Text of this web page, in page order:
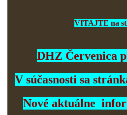
VITAJTE na
DHZ Červenica
V súčasnosti sa
Nové aktuálne